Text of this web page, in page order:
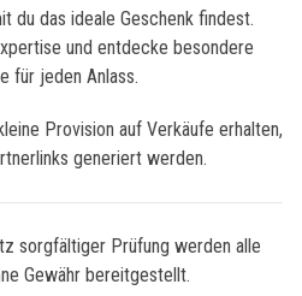
du das ideale Geschenk findest.
und entdecke besondere
für jeden Anlass.
Provision auf Verkäufe erhalten,
generiert werden.
sorgfältiger Prüfung werden alle
Gewähr bereitgestellt.